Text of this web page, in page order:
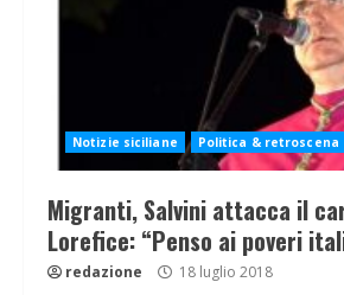
Notizie siciliane Politica & retroscena
Migranti, Salvini attacca il
Lorefice: “Penso ai poveri
redazione 18 luglio 2018